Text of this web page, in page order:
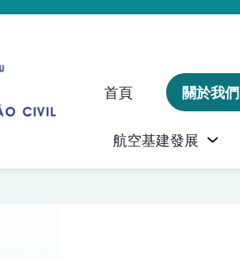
首頁 關於我們
航空基建發展